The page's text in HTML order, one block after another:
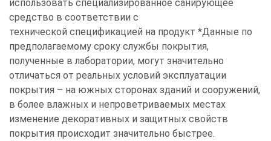
использовать специализированное санирующее
средство в соответствии с
технической спецификацией на продукт *Данные по
предполагаемому сроку службы покрытия,
полученные в лаборатории, могут значительно
отличаться от реальных условий эксплуатации
покрытия – на южных сторонах зданий и сооружений,
в более влажных и непроветриваемых местах
изменение декоративных и защитных свойств
покрытия происходит значительно быстрее.